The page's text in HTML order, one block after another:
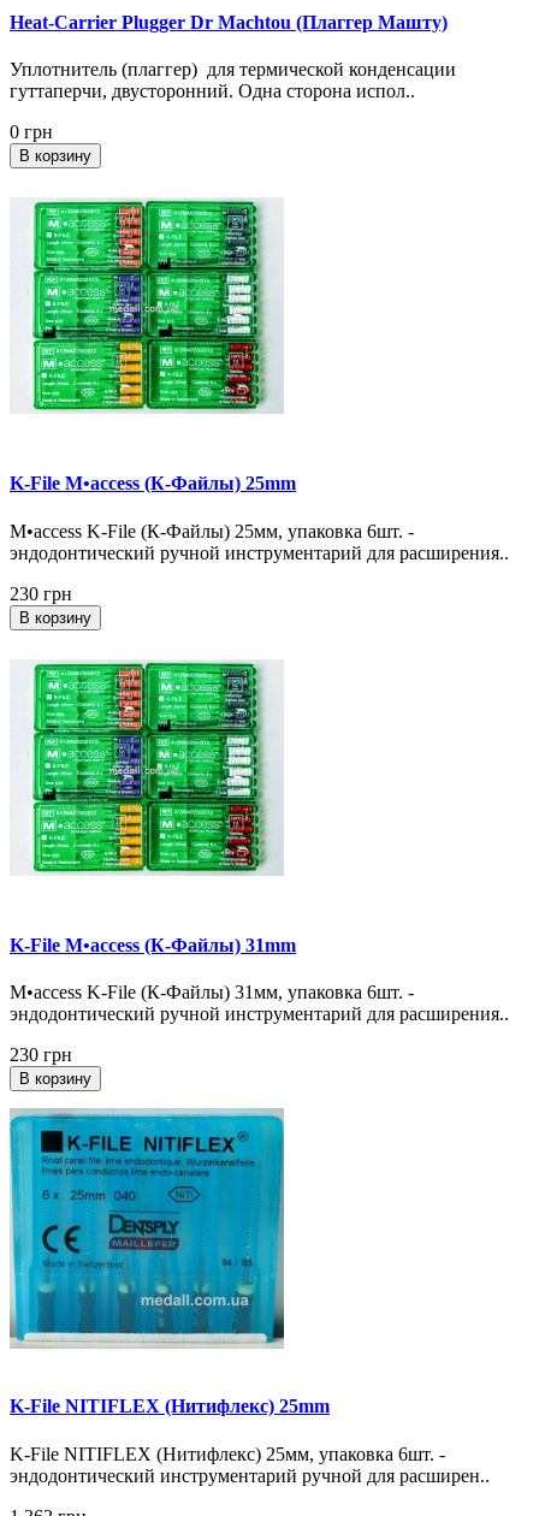
Heat-Carrier Plugger Dr Machtou (Плаггер Машту)
Уплотнитель (плаггер) для термической конденсации
гуттаперчи, двусторонний. Одна сторона испол..
0 грн
В корзину
K-File M•access (К-Файлы) 25mm
M•access K-File (К-Файлы) 25мм, упаковка 6шт. -
эндодонтический ручной инструментарий для расширения..
230 грн
В корзину
K-File M•access (К-Файлы) 31mm
M•access K-File (К-Файлы) 31мм, упаковка 6шт. -
эндодонтический ручной инструментарий для расширения..
230 грн
В корзину
K-File NITIFLEX (Нитифлекс) 25mm
K-File NITIFLEX (Нитифлекс) 25мм, упаковка 6шт. -
эндодонтический инструментарий ручной для расширен..